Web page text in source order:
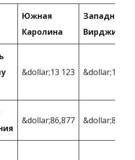
Южная
Каролина
Западная
Вирджиния
&dollar;13 123 &dollar;13
&dollar;86,877